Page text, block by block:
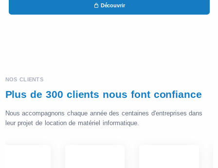
Découvrir
NOS CLIENTS
Plus de 300 clients nous font confiance
Nous accompagnons chaque année des centaines d'entreprises dans
leur projet de location de matériel informatique.